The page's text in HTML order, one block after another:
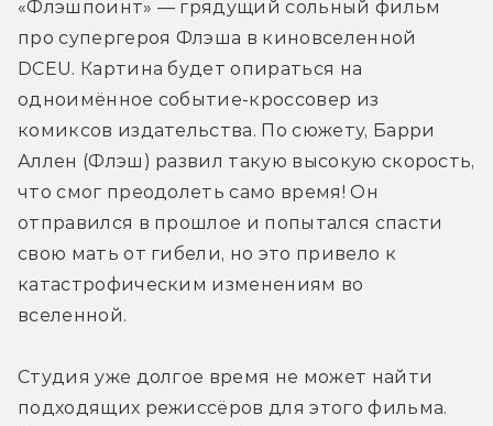
«Флэшпоинт» — грядущий сольный фильм
про супергероя Флэша в киновселенной
DCEU. Картина будет опираться на
одноимённое событие-кроссовер из
комиксов издательства. По сюжету, Барри
Аллен (Флэш) развил такую высокую скорость,
что смог преодолеть само время! Он
отправился в прошлое и попытался спасти
свою мать от гибели, но это привело к
катастрофическим изменениям во
вселенной.
Студия уже долгое время не может найти
подходящих режиссёров для этого фильма.